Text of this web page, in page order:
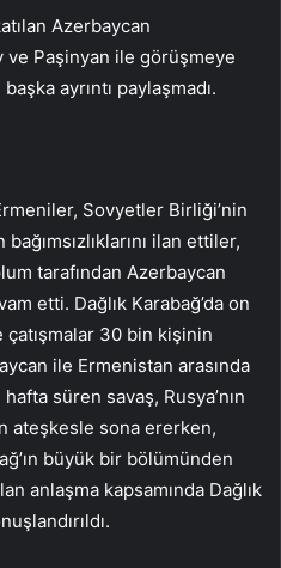
Azerbaycan
ve Paşinyan ile görüşmeye
ayrıntı paylaşmadı.
Sovyetler Birliği’nin
ilan ettiler,
tarafından Azerbaycan
etti. Dağlık Karabağ’da on
çatışmalar 30 bin kişinin
ile Ermenistan arasında
süren savaş, Rusya’nın
ateşkesle sona ererken,
büyük bir bölümünden
anlaşma kapsamında Dağlık